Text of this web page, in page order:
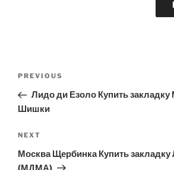
Previous
Post
PREVIOUS
Лидо ди Езоло Купить
Шишки
Next
Post
NEXT
Москва Щербинка Купить закладку